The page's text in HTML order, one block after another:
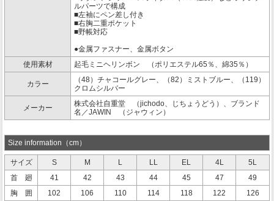
ルパーツで構成
■左袖にペン差し付き
■右胸二重ポケット
■野帳対応
●金属ファスナー、金属ボタン
使用素材
起毛ミニヘリンボン （ポリエステル65％、綿35％）
カラー
（48）チャコールグレー、（82）ミストブルー、（119）
クロムシルバー
メーカー
株式会社自重堂 （jichodo、じちょうどう）、ブランド
名／JAWIN （ジャウィン）
Size information（cm）
サイズ S M L LL EL 4L
5L
首 廻
41 42 43 44 45 47
49
胸 囲
102 106 110 114 118 122
126